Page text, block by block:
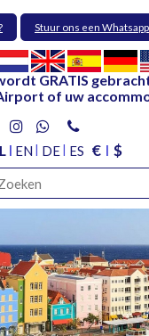
Stuur ons een
GRATIS
of uw
EN DE ES € $